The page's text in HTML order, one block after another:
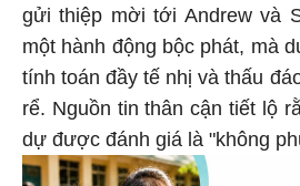
gửi thiệp mời tới Andrew và
một hành động bộc phát, mà
tính toán đầy tế nhị và thấu
rể. Nguồn tin thân cận tiết lộ
dự được đánh giá là "không